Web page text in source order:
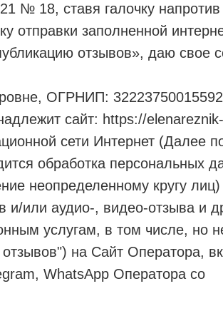
№ 18, ставя галочку напротив
отправки заполненной
отзывов», даю свое
ОГРНИП:
сайт: https://elenareznik-
сети Интернет (Далее
обработка персональных
неопределенному кругу лиц)
и/или аудио-, видео-отзыва и
услугам, в том числе, но
на Сайт Оператора,
WhatsApp Оператора со